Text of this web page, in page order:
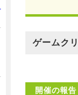
ゲームク
開催の報告